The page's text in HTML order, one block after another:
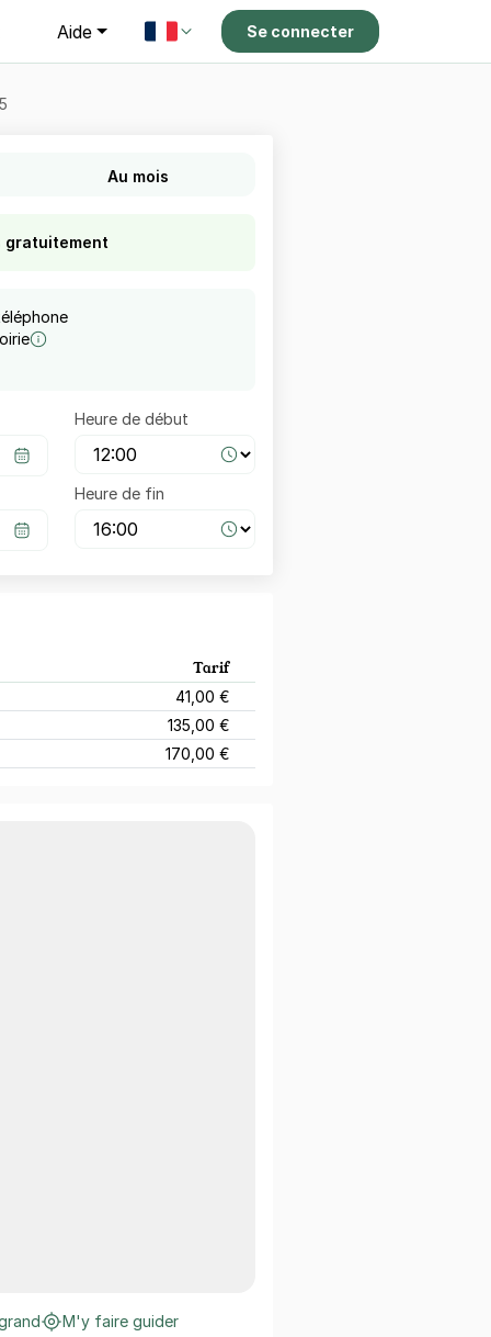
Aide Se connecter
Au mois
gratuitement
Heure de début
Heure de fin
Tarif
41,00 €
135,00 €
170,00 €
M'y faire guider